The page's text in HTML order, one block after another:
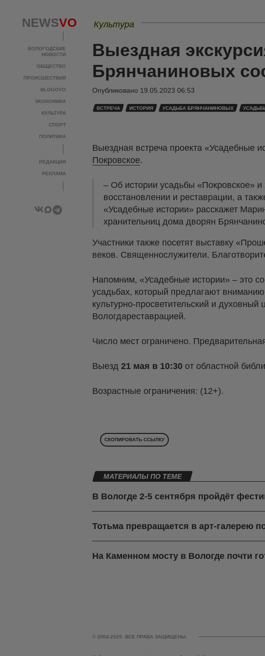
NEWSVO
ВОЛОГОДСКИЕ
НОВОСТИ
ОБЩЕСТВО
ПРОИСШЕСТВИЯ
BLOGOVO
ЭКОНОМИКА
КУЛЬТУРА
СПОРТ
ПОЛИТИКА
РЕДАКЦИЯ
РЕКЛАМА
Культура
Выездная
Брянчаниновых
Опубликовано 19.05.2023 06:53
ВСТРЕЧА ИСТОРИЯ УСАДЬБА БРЯНЧАНИНОВЫХ
Выездная встреча проекта «Усадебные
Покровское.
– Об истории усадьбы «Покровское»
восстановлении и реставрации, а
«Усадебные истории» расскажет
хранительниц дома дворян
Участники также посетят выставку
веков. Священнослужители.
Напомним, «Усадебные истории» – это
усадьбах, который предлагают
культурно-просветительский и
Вологдареставрацией.
Число мест ограничено.
Выезд 21 мая в 10:30 от областной
Возрастные ограничения: (12+).
СКОПИРОВАТЬ ССЫЛКУ
МАТЕРИАЛЫ ПО ТЕМЕ
В Вологде 2-5 сентября пройдёт
Тотьма превращается в арт-галерею
На Каменном мосту в Вологде почти
© 2004-2025. ВСЕ ПРАВА ЗАЩИЩЕНЫ.